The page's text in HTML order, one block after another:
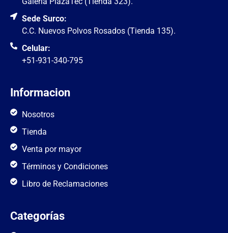
Sede Surco:
C.C. Nuevos Polvos Rosados (Tienda 135).
Celular:
+51-931-340-795
Informacion
Nosotros
Tienda
Venta por mayor
Términos y Condiciones
Libro de Reclamaciones
Categorías